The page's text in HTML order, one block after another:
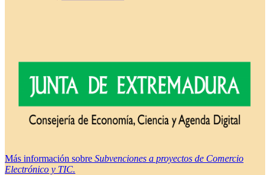
Más información sobre Subvenciones a proyectos de Comercio
Electrónico y TIC.